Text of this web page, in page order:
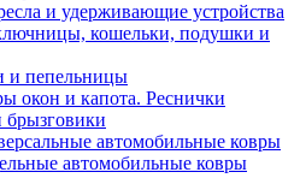
и удерживающие устройства
кошельки, подушки и
и пепельницы
окон и капота. Реснички
автомобильные ковры
автомобильные ковры